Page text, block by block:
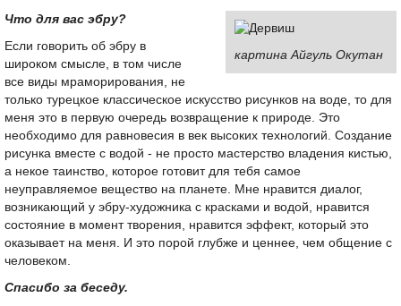
картина Айгуль Окутан
Что для вас эбру?
Если говорить об эбру в
широком смысле, в том числе
все виды мраморирования, не
только турецкое классическое искусство рисунков на воде, то для
меня это в первую очередь возвращение к природе. Это
необходимо для равновесия в век высоких технологий. Создание
рисунка вместе с водой - не просто мастерство владения кистью,
а некое таинство, которое готовит для тебя самое
неуправляемое вещество на планете. Мне нравится диалог,
возникающий у эбру-художника с красками и водой, нравится
состояние в момент творения, нравится эффект, который это
оказывает на меня. И это порой глубже и ценнее, чем общение с
человеком.
Спасибо за беседу.